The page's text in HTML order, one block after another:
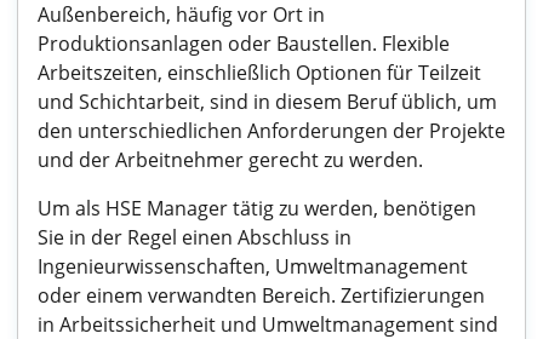
Außenbereich, häufig vor Ort in
Produktionsanlagen oder Baustellen. Flexible
Arbeitszeiten, einschließlich Optionen für Teilzeit
und Schichtarbeit, sind in diesem Beruf üblich, um
den unterschiedlichen Anforderungen der Projekte
und der Arbeitnehmer gerecht zu werden.
Um als HSE Manager tätig zu werden, benötigen
Sie in der Regel einen Abschluss in
Ingenieurwissenschaften, Umweltmanagement
oder einem verwandten Bereich. Zertifizierungen
in Arbeitssicherheit und Umweltmanagement sind